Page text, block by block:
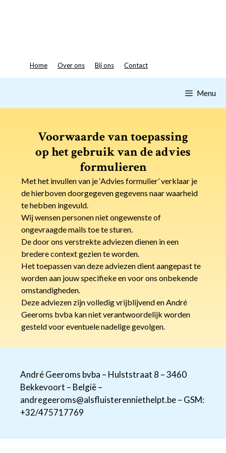
Home Over ons Bij ons Contact
Menu
Voorwaarde van toepassing
op het gebruik van de advies
formulieren
Met het invullen van je ‘Advies formulier’ verklaar je
de hierboven doorgegeven gegevens naar waarheid
te hebben ingevuld.
Wij wensen personen niet ongewenste of
ongevraagde mails toe te sturen.
De door ons verstrekte adviezen dienen in een
bredere context gezien te worden.
Het toepassen van deze adviezen dient aangepast te
worden aan jouw specifieke en voor ons onbekende
omstandigheden.
Deze adviezen zijn volledig vrijblijvend en André
Geeroms bvba kan niet verantwoordelijk worden
gesteld voor eventuele nadelige gevolgen.
André Geeroms bvba – Hulststraat 8 – 3460
Bekkevoort – België –
andregeeroms@alsfluisterenniethelpt.be – GSM:
+32/475717769